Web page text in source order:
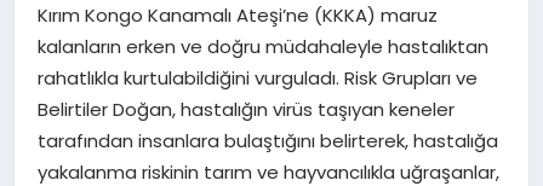
SIYASET
SPOR
Kırım Kongo Kanamalı Ateşi’ne (KKKA) maruz
kalanların erken ve doğru müdahaleyle hastalıktan
rahatlıkla kurtulabildiğini vurguladı. Risk Grupları ve
Belirtiler Doğan, hastalığın virüs taşıyan keneler
tarafından insanlara bulaştığını belirterek, hastalığa
yakalanma riskinin tarım ve hayvancılıkla uğraşanlar,